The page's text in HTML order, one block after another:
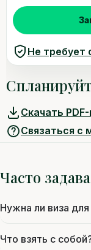
Не требует
Скачать
Связаться с
Часто
Нужна ли виза
Что взять с